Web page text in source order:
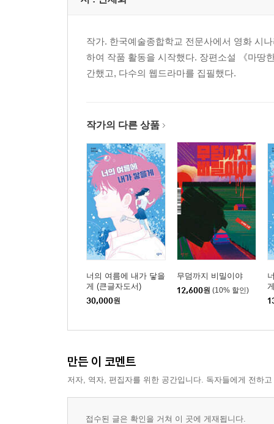
작가. 한국예술종합학교 전문사에서 영화 시
하여 작품 활동을 시작했다. 장편소설 《마땅
간했고, 다수의 웹드라마를 집필했다.
작가의 다른 상품
너의 여름에 내가 닿을
게 (큰글자도서)
30,000원
무덤까지 비밀이야
12,600원 (10% 할인)
만든 이 코멘트
저자, 역자, 편집자를 위한 공간입니다. 독자들에게 전하
접수된 글은 확인을 거쳐 이 곳에 게재됩니다.